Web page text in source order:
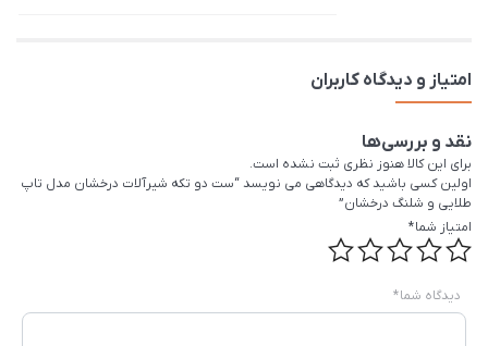
امتیاز و دیدگاه کاربران
نقد و بررسی‌ها
برای این کالا هنوز نظری ثبت نشده است.
اولین کسی باشید که دیدگاهی می نویسد “ست دو تکه شیرآلات درخشان مدل تاپ
طلایی و شلنگ درخشان”
امتیاز شما*
دیدگاه شما*